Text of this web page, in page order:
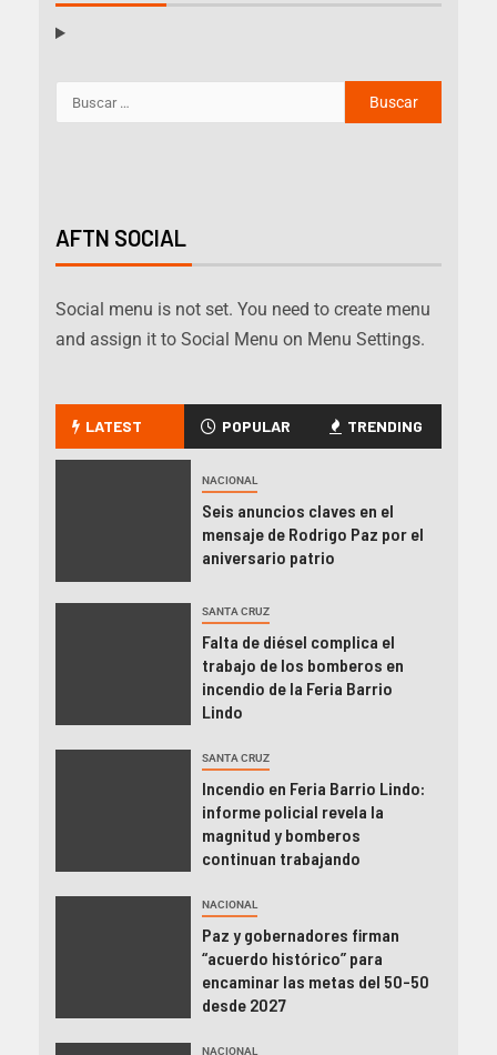
AFTN SOCIAL
Social menu is not set. You need to create menu
and assign it to Social Menu on Menu Settings.
LATEST POPULAR TRENDING
NACIONAL
Seis anuncios claves en el
mensaje de Rodrigo Paz por el
aniversario patrio
SANTA CRUZ
Falta de diésel complica el
trabajo de los bomberos en
incendio de la Feria Barrio
Lindo
SANTA CRUZ
Incendio en Feria Barrio Lindo:
informe policial revela la
magnitud y bomberos
continuan trabajando
NACIONAL
Paz y gobernadores firman
“acuerdo histórico” para
encaminar las metas del 50-50
desde 2027
NACIONAL